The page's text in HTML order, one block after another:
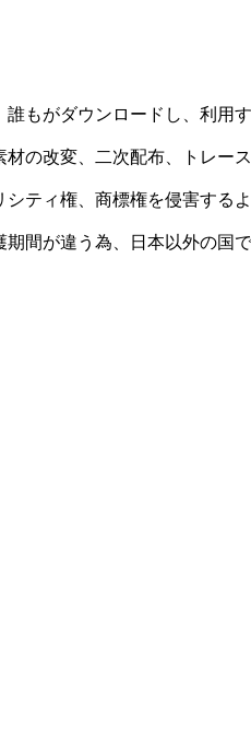
誰もがダウンロードし、利用
材の改変、二次配布、トレー
シティ権、商標権を侵害する
期間が違う為、日本以外の国